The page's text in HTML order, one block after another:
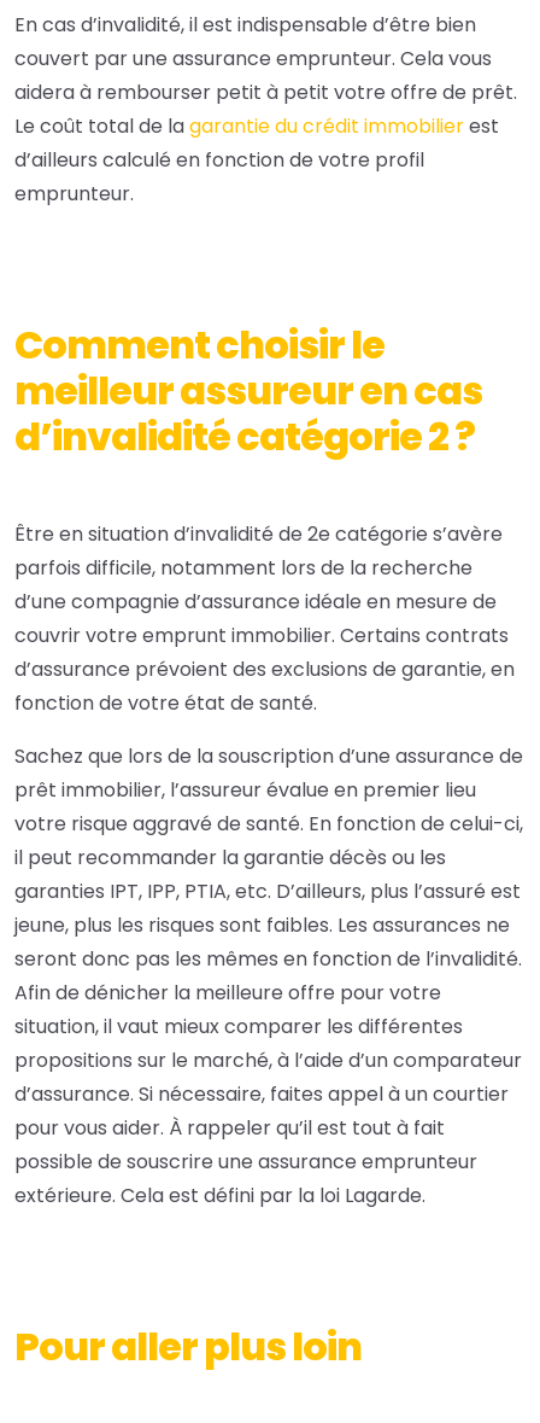
En cas d’invalidité, il est indispensable d’être bien
couvert par une assurance emprunteur. Cela vous
aidera à rembourser petit à petit votre offre de prêt.
Le coût total de lagarantie du crédit immobilierest
d’ailleurs calculé en fonction de votre profil
emprunteur.
Comment choisir le
meilleur assureur en cas
d’invalidité catégorie 2 ?
Être en situation d’invalidité de 2e catégorie s’avère
parfois difficile, notamment lors de la recherche
d’une compagnie d’assurance idéale en mesure de
couvrir votre emprunt immobilier. Certains contrats
d’assurance prévoient des exclusions de garantie, en
fonction de votre état de santé.
Sachez que lors de la souscription d’une assurance de
prêt immobilier, l’assureur évalue en premier lieu
votre risque aggravé de santé. En fonction de celui-ci,
il peut recommander la garantie décès ou les
garanties IPT, IPP, PTIA, etc. D’ailleurs, plus l’assuré est
jeune, plus les risques sont faibles. Les assurances ne
seront donc pas les mêmes en fonction de l’invalidité.
Afin de dénicher la meilleure offre pour votre
situation, il vaut mieux comparer les différentes
propositions sur le marché, à l’aide d’un comparateur
d’assurance. Si nécessaire, faites appel à un courtier
pour vous aider. À rappeler qu’il est tout à fait
possible de souscrire une assurance emprunteur
extérieure. Cela est défini par la loi Lagarde.
Pour aller plus loin